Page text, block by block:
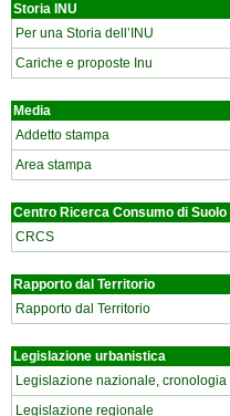
Storia INU
Per una Storia dell’INU
Cariche e proposte Inu
Media
Addetto stampa
Area stampa
Centro Ricerca Consumo di Suolo
CRCS
Rapporto dal Territorio
Rapporto dal Territorio
Legislazione urbanistica
Legislazione nazionale, cronologia
Legislazione regionale